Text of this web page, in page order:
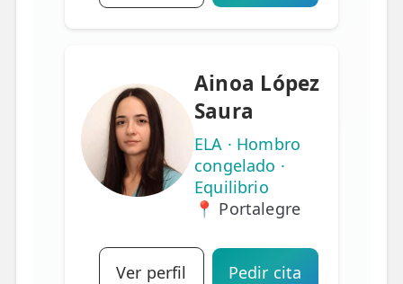
Ainoa López
Saura
ELA · Hombro
congelado ·
Equilibrio
📍 Portalegre
Ver perfil Pedir cita